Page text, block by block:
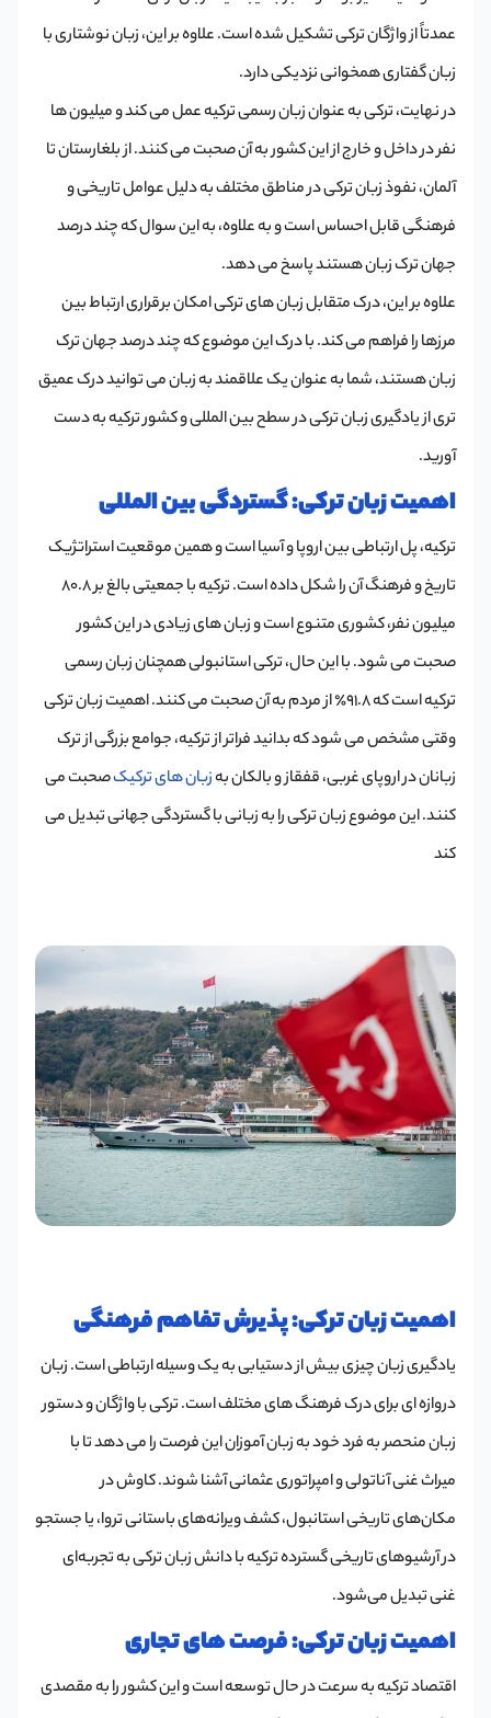
عمدتاً از واژگان ترکی تشکیل شده است. علاوه بر این، زبان نوشتاری با
زبان گفتاری همخوانی نزدیکی دارد.
در نهایت، ترکی به عنوان زبان رسمی ترکیه عمل می کند و میلیون ها
نفر در داخل و خارج از این کشور به آن صحبت می کنند. از بلغارستان تا
آلمان، نفوذ زبان ترکی در مناطق مختلف به دلیل عوامل تاریخی و
فرهنگی قابل احساس است و به علاوه، به این سوال که چند درصد
جهان ترک زبان هستند پاسخ می دهد.
علاوه بر این، درک متقابل زبان های ترکی امکان برقراری ارتباط بین
مرزها را فراهم می کند. با درک این موضوع که چند درصد جهان ترک
زبان هستند، شما به عنوان یک علاقمند به زبان می توانید درک عمیق
تری از یادگیری زبان ترکی در سطح بین المللی و کشور ترکیه به دست
آورید.
اهمیت زبان ترکی: گستردگی بین المللی
ترکیه، پل ارتباطی بین اروپا و آسیا است و همین موقعیت استراتژیک
تاریخ و فرهنگ آن را شکل داده است. ترکیه با جمعیتی بالغ بر 80.8
میلیون نفر، کشوری متنوع است و زبان های زیادی در این کشور
صحبت می شود. با این حال، ترکی استانبولی همچنان زبان رسمی
ترکیه است که 91.8٪ از مردم به آن صحبت می کنند. اهمیت زبان ترکی
وقتی مشخص می شود که بدانید فراتر از ترکیه، جوامع بزرگی از ترک
زبانان در اروپای غربی، قفقاز و بالکان بهزبان های ترکیکصحبت می
کنند. این موضوع زبان ترکی را به زبانی با گستردگی جهانی تبدیل می
کند
اهمیت زبان ترکی: پذیرش تفاهم فرهنگی
یادگیری زبان چیزی بیش از دستیابی به یک وسیله ارتباطی است. زبان
دروازه ای برای درک فرهنگ های مختلف است. ترکی با واژگان و دستور
زبان منحصر به فرد خود به زبان آموزان این فرصت را می دهد تا با
میراث غنی آناتولی و امپراتوری عثمانی آشنا شوند. کاوش در
مکان‌های تاریخی استانبول، کشف ویرانه‌های باستانی تروا، یا جستجو
در آرشیوهای تاریخی گسترده ترکیه با دانش زبان ترکی به تجربه‌ای
غنی تبدیل می‌شود.
اهمیت زبان ترکی: فرصت های تجاری
اقتصاد ترکیه به سرعت در حال توسعه است و این کشور را به مقصدی